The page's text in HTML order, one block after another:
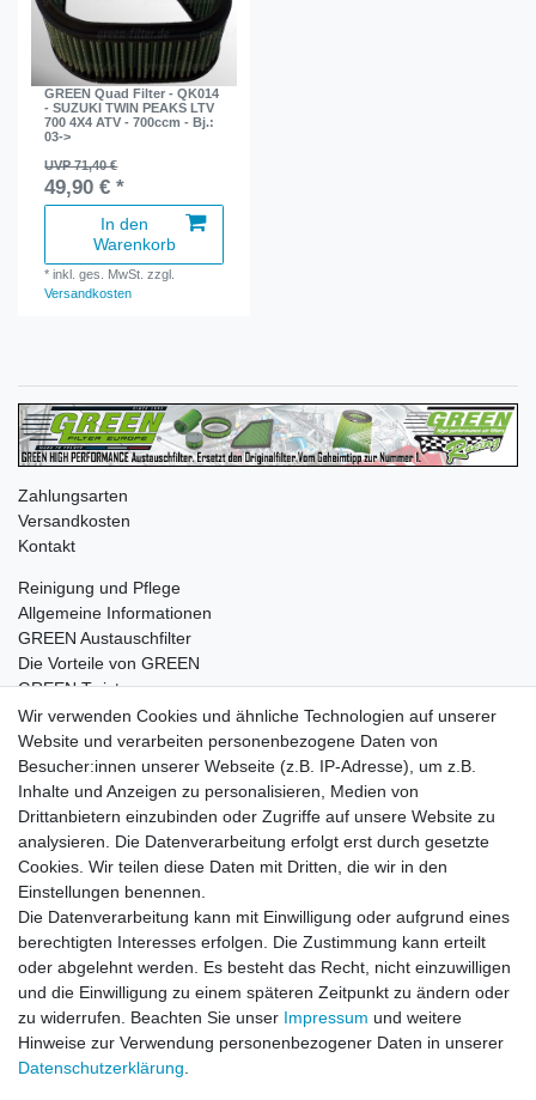
GREEN Quad Filter - QK014
- SUZUKI TWIN PEAKS LTV
700 4X4 ATV - 700ccm - Bj.:
03->
UVP 71,40 €
49,90 € *
In den
Warenkorb
*inkl. ges. MwSt. zzgl.
Versandkosten
Zahlungsarten
Versandkosten
Kontakt
Reinigung und Pflege
Allgemeine Informationen
GREEN Austauschfilter
Die Vorteile von GREEN
GREEN Twister
Impressum Daten­schutz­erklärung AGB
Barrierefreiheitserklärung Widerrufs­recht
Vertrag widerrufen Kontakt
© Copyright 2026 | Alle Rechte vorbehalten.
Wir verwenden Cookies und ähnliche Technologien auf unserer
Website und verarbeiten personenbezogene Daten von
Besucher:innen unserer Webseite (z.B. IP-Adresse), um z.B.
Inhalte und Anzeigen zu personalisieren, Medien von
Drittanbietern einzubinden oder Zugriffe auf unsere Website zu
analysieren. Die Datenverarbeitung erfolgt erst durch gesetzte
Cookies. Wir teilen diese Daten mit Dritten, die wir in den
Einstellungen benennen.
Die Datenverarbeitung kann mit Einwilligung oder aufgrund eines
berechtigten Interesses erfolgen. Die Zustimmung kann erteilt
oder abgelehnt werden. Es besteht das Recht, nicht einzuwilligen
und die Einwilligung zu einem späteren Zeitpunkt zu ändern oder
zu widerrufen. Beachten Sie unser Impressum und weitere
Hinweise zur Verwendung personenbezogener Daten in unserer
Daten­schutz­erklärung